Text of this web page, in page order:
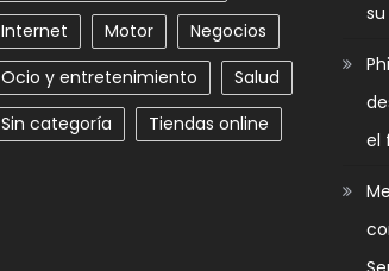
Internet
Motor
Negocios
Ocio y entretenimiento
Salud
Sin categoría
Tiendas online
el